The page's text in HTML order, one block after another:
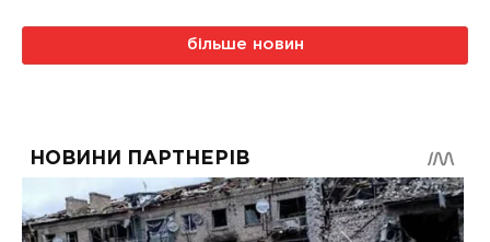
більше новин